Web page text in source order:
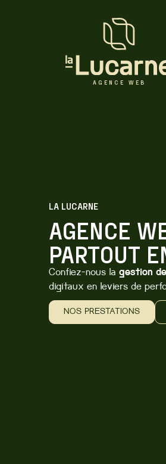
AGENCE WEB
LA LUCARNE
AGENCE
PARTOUT
Confiez-nous la gestion
digitaux en leviers de
NOS PRESTATIONS